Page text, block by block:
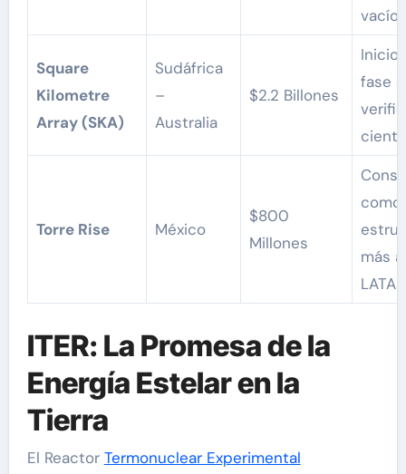
vacío.
Square
Kilometre
Array (SKA)
Sudáfrica
–
Australia
$2.2 Billones
Inicio
fase
Torre Rise México
$800
Millones
como
más
ITER: La Promesa de la
Energía Estelar en la
Tierra
El Reactor Termonuclear Experimental